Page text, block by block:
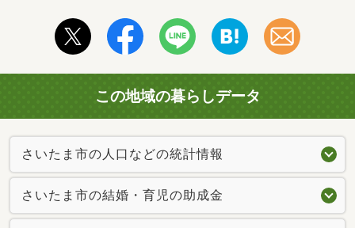
この地域の暮らしデータ
さいたま市の人口などの統計情報
さいたま市の結婚・育児の助成金